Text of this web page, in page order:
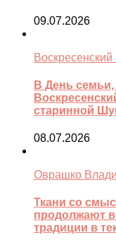
09.07.2026
В День
старинной
08.07.2026
Оврашко
Ткани со
продолжают
традиции в